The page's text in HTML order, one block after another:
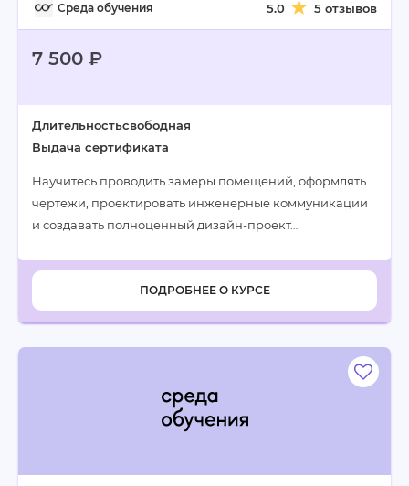
Среда обучения 5.0 5 отзывов
7 500 ₽
Длительностьсвободная
Выдача сертификата
Научитесь проводить замеры помещений, оформлять
чертежи, проектировать инженерные коммуникации
и создавать полноценный дизайн-проект…
ПОДРОБНЕЕ О КУРСЕ